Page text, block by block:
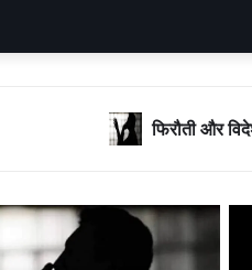
फिरौती और विदेशी नंबरों का जाल,